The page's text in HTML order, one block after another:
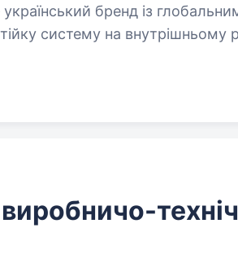
бренд із
систему на внутрішньому